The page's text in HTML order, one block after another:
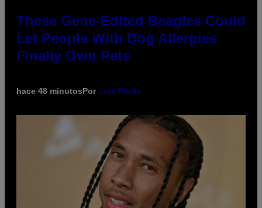
These Gene-Edited Beagles Could
Let People With Dog Allergies
Finally Own Pets
hace 48 minutosPor Luis Prada